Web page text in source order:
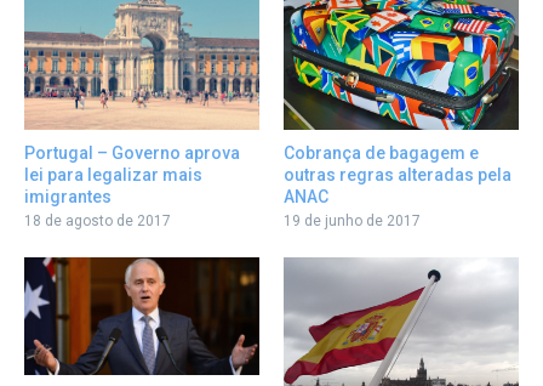
Portugal – Governo aprova
lei para legalizar mais
imigrantes
18 de agosto de 2017
Cobrança de bagagem e
outras regras alteradas pela
ANAC
19 de junho de 2017